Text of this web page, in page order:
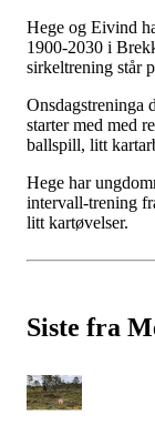
Hege og Eivind
1900-2030 i
sirkeltrening står
Onsdagstreninga
starter med med
ballspill, litt
Hege har
intervall-trening
litt kartøvelser.
Siste fra